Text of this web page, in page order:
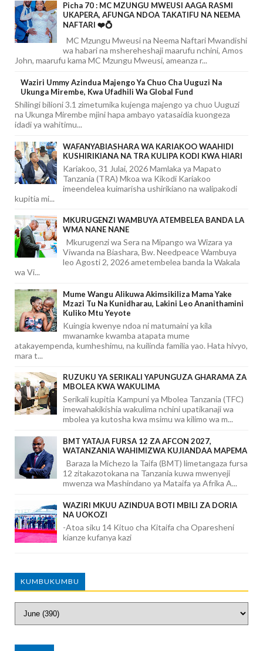
Picha 70 : MC MZUNGU MWEUSI AAGA RASMI
UKAPERA, AFUNGA NDOA TAKATIFU NA NEEMA
NAFTARI ❤️💍
MC Mzungu Mweusi na Neema Naftari Mwandishi
wa habari na mshereheshaji maarufu nchini, Amos
John, maarufu kama MC Mzungu Mweusi, ameanza r...
Waziri Ummy Azindua Majengo Ya Chuo Cha Uuguzi Na
Ukunga Mirembe, Kwa Ufadhili Wa Global Fund
Shilingi bilioni 3.1 zimetumika kujenga majengo ya chuo Uuguzi
na Ukunga Mirembe mjini hapa ambayo yatasaidia kuongeza
idadi ya wahitimu...
WAFANYABIASHARA WA KARIAKOO WAAHIDI
KUSHIRIKIANA NA TRA KULIPA KODI KWA HIARI
Kariakoo, 31 Julai, 2026 Mamlaka ya Mapato
Tanzania (TRA) Mkoa wa Kikodi Kariakoo
imeendelea kuimarisha ushirikiano na walipakodi
kupitia mi...
MKURUGENZI WAMBUYA ATEMBELEA BANDA LA
WMA NANE NANE
Mkurugenzi wa Sera na Mipango wa Wizara ya
Viwanda na Biashara, Bw. Needpeace Wambuya
leo Agosti 2, 2026 ametembelea banda la Wakala
wa Vi...
Mume Wangu Alikuwa Akimsikiliza Mama Yake
Mzazi Tu Na Kunidharau, Lakini Leo Ananithamini
Kuliko Mtu Yeyote
Kuingia kwenye ndoa ni matumaini ya kila
mwanamke kwamba atapata mume
atakayempenda, kumheshimu, na kuilinda familia yao. Hata hivyo,
mara t...
RUZUKU YA SERIKALI YAPUNGUZA GHARAMA ZA
MBOLEA KWA WAKULIMA
Serikali kupitia Kampuni ya Mbolea Tanzania (TFC)
imewahakikishia wakulima nchini upatikanaji wa
mbolea ya kutosha kwa msimu wa kilimo wa m...
BMT YATAJA FURSA 12 ZA AFCON 2027,
WATANZANIA WAHIMIZWA KUJIANDAA MAPEMA
Baraza la Michezo la Taifa (BMT) limetangaza fursa
12 zitakazotokana na Tanzania kuwa mwenyeji
mwenza wa Mashindano ya Mataifa ya Afrika A...
WAZIRI MKUU AZINDUA BOTI MBILI ZA DORIA
NA UOKOZI
-Atoa siku 14 Kituo cha Kitaifa cha Oparesheni
kianze kufanya kazi
KUMBUKUMBU